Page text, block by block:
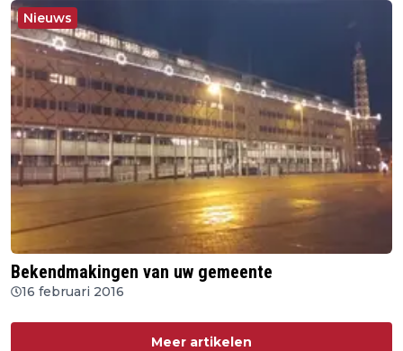
Nieuws
Bekendmakingen van uw gemeente
16 februari 2016
Meer artikelen